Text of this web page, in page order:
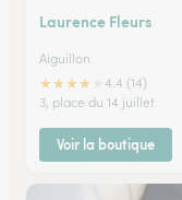
Laurence Fleurs
Aiguillon
★★★★
4.4 (14)
3, place du 14 juillet
Voir la boutique